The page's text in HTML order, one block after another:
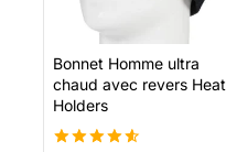
Bonnet Homme ultra
chaud avec revers Heat
Holders